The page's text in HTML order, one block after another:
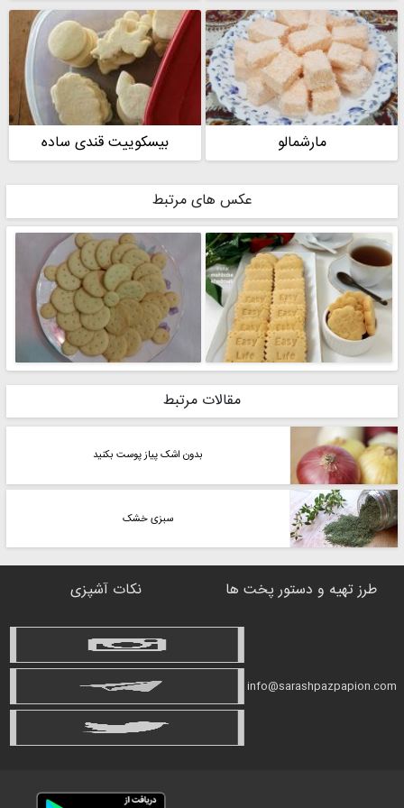
مارشمالو بیسکوییت قندی ساده
عکس های مرتبط
مقالات مرتبط
بدون اشک پیاز پوست بکنید
سبزی خشک
طرز تهیه و دستور پخت ها نکات آشپزی
info@sarashpazpapion.com